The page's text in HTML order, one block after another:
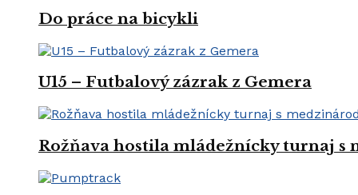
Do práce na bicykli
U15 – Futbalový zázrak z Gemera
Rožňava hostila mládežnícky turnaj s